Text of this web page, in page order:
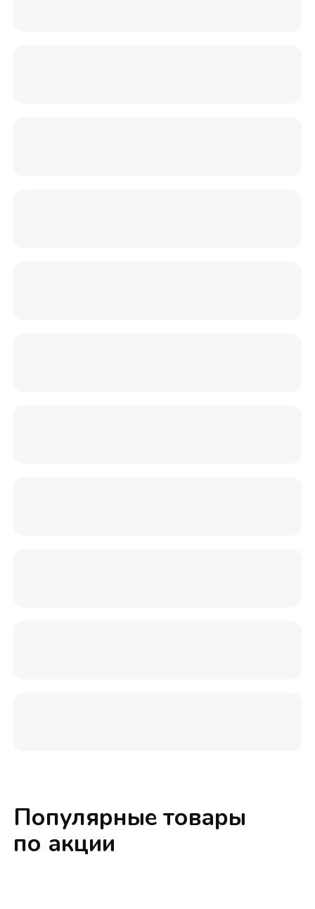
Популярные товары
по акции